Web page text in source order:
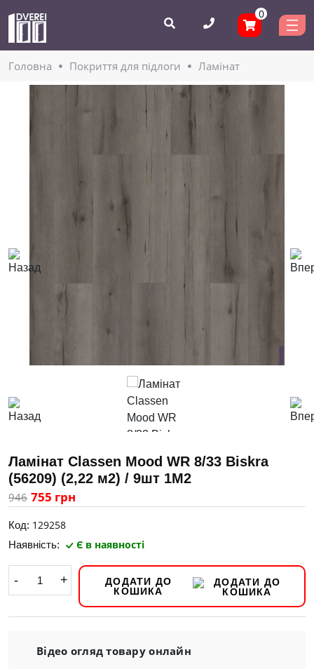
0
Головнa Покриття для підлоги Ламінат
Ламінат Classen Mood WR 8/33 Biskra
(56209) (2,22 м2) / 9шт 1M2
946 755 грн
Код: 129258
Наявність: Є в наявності
- +
ДОДАТИ ДО
КОШИКА
Відео огляд товару онлайн